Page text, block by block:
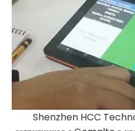
Shenzhen HCC